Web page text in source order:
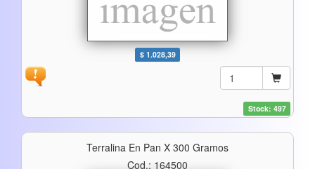
$ 1.028,39
Stock: 497
Terralina En Pan X 300 Gramos
Cod.: 164500